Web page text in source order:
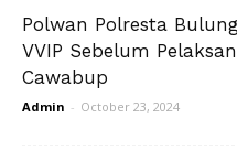
Polwan Polresta
VVIP Sebelum
Cawabup
Admin - October 23, 2024